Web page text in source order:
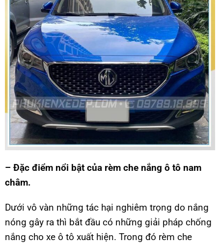
– Đặc điểm nổi bật của rèm che nắng ô tô nam
châm.
Dưới vô vàn những tác hại nghiêm trọng do nắng
nóng gây ra thì bắt đầu có những giải pháp chống
nắng cho xe ô tô xuất hiện. Trong đó rèm che